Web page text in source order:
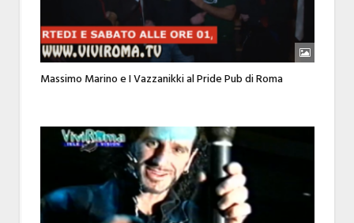
Massimo Marino e I Vazzanikki al Pride Pub di Roma